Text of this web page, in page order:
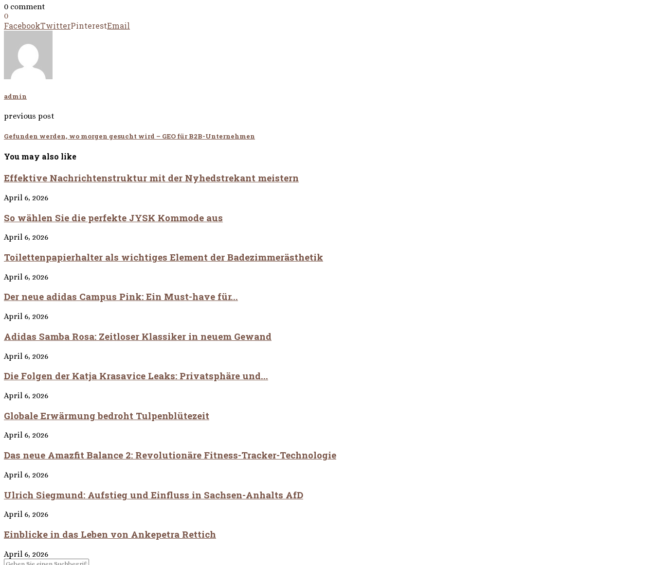
0 comment
0
FacebookTwitterPinterestEmail
admin
previous post
Gefunden werden, wo morgen gesucht wird – GEO für B2B-Unternehmen
You may also like
Effektive Nachrichtenstruktur mit der Nyhedstrekant meistern
April 6, 2026
So wählen Sie die perfekte JYSK Kommode aus
April 6, 2026
Toilettenpapierhalter als wichtiges Element der Badezimmerästhetik
April 6, 2026
Der neue adidas Campus Pink: Ein Must-have für...
April 6, 2026
Adidas Samba Rosa: Zeitloser Klassiker in neuem Gewand
April 6, 2026
Die Folgen der Katja Krasavice Leaks: Privatsphäre und...
April 6, 2026
Globale Erwärmung bedroht Tulpenblütezeit
April 6, 2026
Das neue Amazfit Balance 2: Revolutionäre Fitness-Tracker-Technologie
April 6, 2026
Ulrich Siegmund: Aufstieg und Einfluss in Sachsen-Anhalts AfD
April 6, 2026
Einblicke in das Leben von Ankepetra Rettich
April 6, 2026